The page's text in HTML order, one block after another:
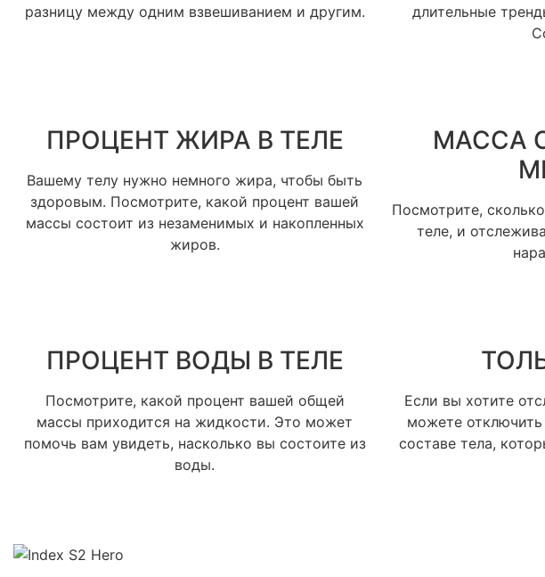
разницу между одним взвешиванием и другим.
длительные
ПРОЦЕНТ ЖИРА В ТЕЛЕ
Вашему телу нужно немного жира, чтобы быть
здоровым. Посмотрите, какой процент вашей
массы состоит из незаменимых и накопленных
жиров.
МАССА
Посмотрите,
теле, и
ПРОЦЕНТ ВОДЫ В ТЕЛЕ
Посмотрите, какой процент вашей общей
массы приходится на жидкости. Это может
помочь вам увидеть, насколько вы состоите из
воды.
Если вы хотите
можете
составе тела,
Заполните форму и
или работы
на него
Заполните
ближайшее